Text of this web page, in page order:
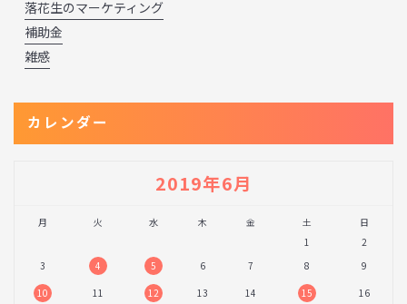
落花生のマーケティング
補助金
雑感
カレンダー
2019年6月
月 火 水 木 金 土
日
1
2
3
4 5 6 7 8
9
10
11 12 13 14 15
16